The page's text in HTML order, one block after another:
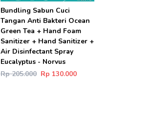
Bundling Sabun Cuci
Tangan Anti Bakteri Ocean
Green Tea + Hand Foam
Sanitizer + Hand Sanitizer +
Air Disinfectant Spray
Eucalyptus - Norvus
Rp 205.000 Rp 130.000